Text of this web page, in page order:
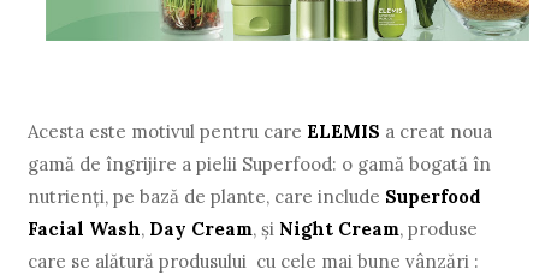
Acesta este motivul pentru care ELEMIS a creat noua
gamă de îngrijire a pielii Superfood: o gamă bogată în
nutrienți, pe bază de plante, care include Superfood
Facial Wash, Day Cream, și Night Cream, produse
care se alătură produsului cu cele mai bune vânzări :